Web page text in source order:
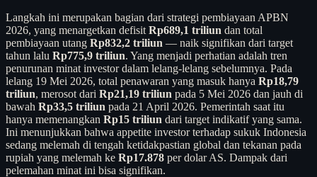
Langkah ini merupakan bagian dari strategi pembiayaan APBN
2026, yang menargetkan defisit Rp689,1 triliun dan total
pembiayaan utang Rp832,2 triliun — naik signifikan dari target
tahun lalu Rp775,9 triliun. Yang menjadi perhatian adalah tren
penurunan minat investor dalam lelang-lelang sebelumnya. Pada
lelang 19 Mei 2026, total penawaran yang masuk hanya Rp18,79
triliun, merosot dari Rp21,19 triliun pada 5 Mei 2026 dan jauh di
bawah Rp33,5 triliun pada 21 April 2026. Pemerintah saat itu
hanya memenangkan Rp15 triliun dari target indikatif yang sama.
Ini menunjukkan bahwa appetite investor terhadap sukuk Indonesia
sedang melemah di tengah ketidakpastian global dan tekanan pada
rupiah yang melemah ke Rp17.878 per dolar AS. Dampak dari
pelemahan minat ini bisa signifikan.